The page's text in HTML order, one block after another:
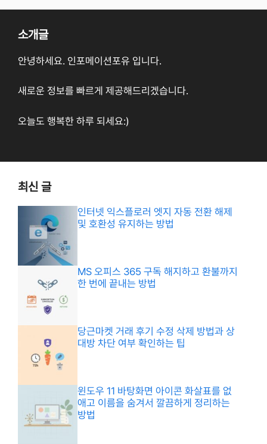
소개글
안녕하세요. 인포메이션포유 입니다.
새로운 정보를 빠르게 제공해드리겠습니다.
오늘도 행복한 하루 되세요:)
최신 글
인터넷 익스플로러 엣지 자동 전환 해제
및 호환성 유지하는 방법
MS 오피스 365 구독 해지하고 환불까지
한 번에 끝내는 방법
당근마켓 거래 후기 수정 삭제 방법과 상
대방 차단 여부 확인하는 팁
윈도우 11 바탕화면 아이콘 화살표를 없
애고 이름을 숨겨서 깔끔하게 정리하는
방법